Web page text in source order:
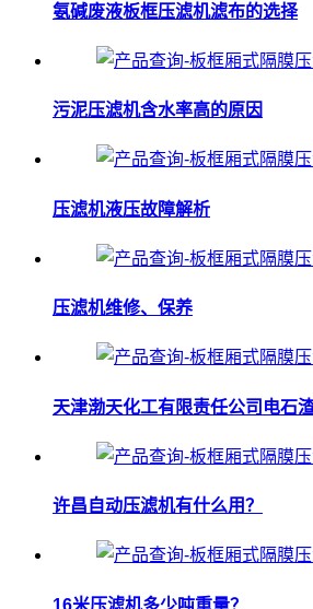
氨碱废液板框压滤机滤布的选择
污泥压滤机含水率高的原因
压滤机液压故障解析
压滤机维修、保养
天津渤天化工有限责任公司电石
许昌自动压滤机有什么用？
16米压滤机多少吨重量？